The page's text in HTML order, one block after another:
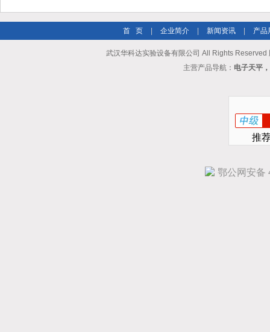
首 页 企业简介 新闻资讯 产品
武汉华科达实验设备有限公司 All Rights Reserved
主营产品导航： 电子天平
推
鄂公网安备